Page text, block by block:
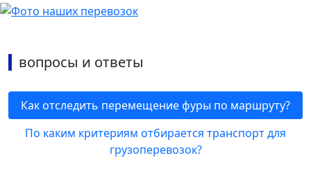
вопросы и ответы
Как отследить перемещение фуры по маршруту?
По каким критериям отбирается транспорт для
грузоперевозок?